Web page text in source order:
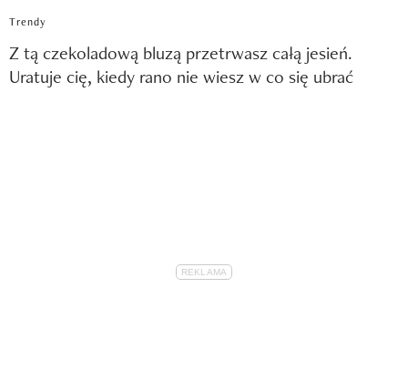
Trendy
Z tą czekoladową bluzą przetrwasz całą jesień.
Uratuje cię, kiedy rano nie wiesz w co się ubrać